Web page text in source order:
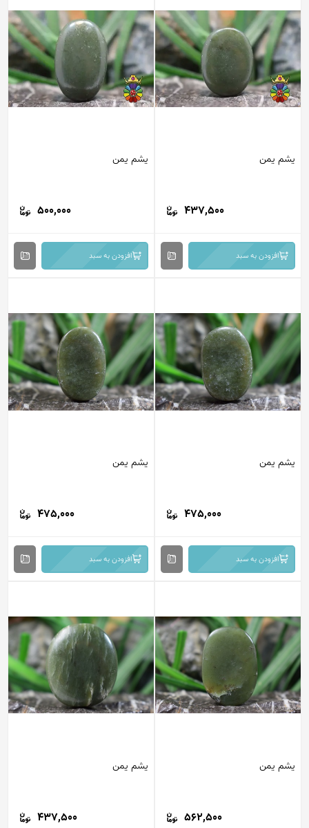
یشم یمن
437,500
افزودن به سبد
یشم یمن
500,000
افزودن به سبد
یشم یمن
475,000
افزودن به سبد
یشم یمن
475,000
افزودن به سبد
یشم یمن
562,500
یشم یمن
437,500